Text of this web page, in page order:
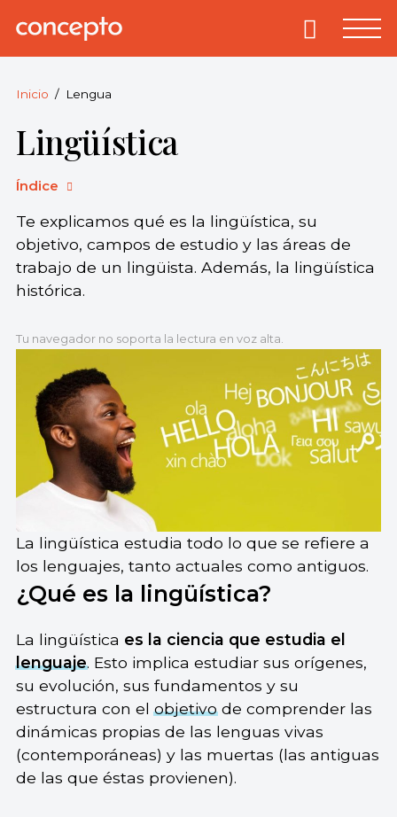
Concepto.
derechos
reservados.
Primary
Inicio Lengua
Lingüística
Índice
Te explicamos qué es la lingüística, su
objetivo, campos de estudio y las áreas de
trabajo de un lingüista. Además, la lingüística
histórica.
Tu navegador no soporta la lectura en voz alta.
La lingüística estudia todo lo que se refiere a
los lenguajes, tanto actuales como antiguos.
¿Qué es la lingüística?
La lingüística es la ciencia que estudia el
lenguaje. Esto implica estudiar sus orígenes,
su evolución, sus fundamentos y su
estructura con elobjetivode comprender las
dinámicas propias de las lenguas vivas
(contemporáneas) y las muertas (las antiguas
de las que éstas provienen).